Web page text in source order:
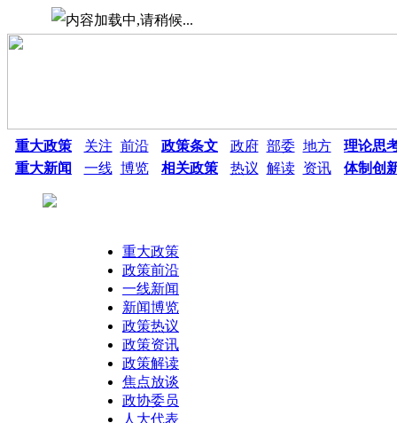
重大政策 关注 前沿 政策条文 政府 部委 地方
理论思
重大新闻
一线 博览 相关政策 热议 解读 资讯 体制创
重大政策
政策前沿
一线新闻
新闻博览
政策热议
政策资讯
政策解读
焦点放谈
政协委员
人大代表